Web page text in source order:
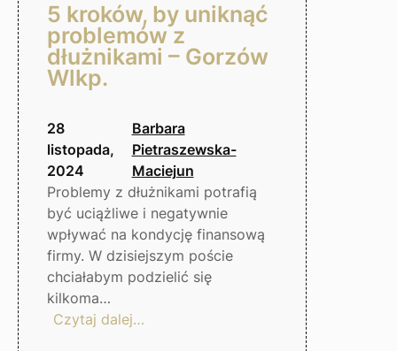
5 kroków, by uniknąć
problemów z
dłużnikami – Gorzów
Wlkp.
28
listopada,
2024
Barbara
Pietraszewska-
Maciejun
Problemy z dłużnikami potrafią
być uciążliwe i negatywnie
wpływać na kondycję finansową
firmy. W dzisiejszym poście
chciałabym podzielić się
kilkoma…
Czytaj dalej…